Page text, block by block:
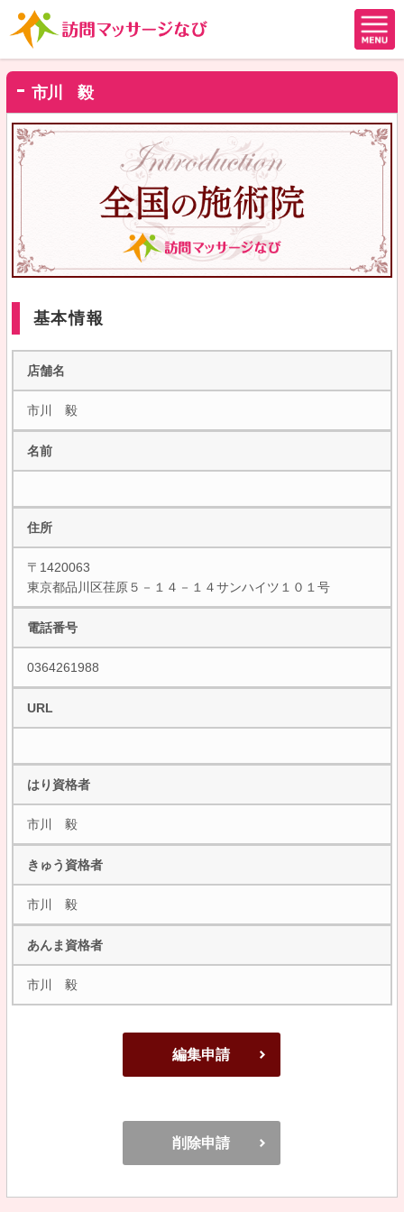
市川 毅
基本情報
店舗名
市川 毅
名前
住所
〒1420063
東京都品川区荏原５－１４－１４サンハイツ１０１号
電話番号
0364261988
URL
はり資格者
市川 毅
きゅう資格者
市川 毅
あんま資格者
市川 毅
編集申請
削除申請